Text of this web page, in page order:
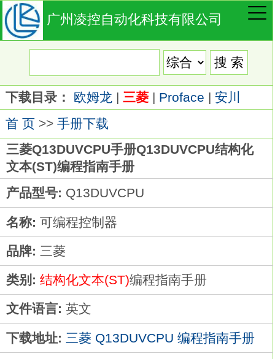
广州凌控自动化科技有限公司
下载目录： 欧姆龙 | 三菱| Proface | 安川
首 页>> 手册下载
三菱Q13DUVCPU手册Q13DUVCPU结构化
文本(ST)编程指南手册
产品型号: Q13DUVCPU
名称: 可编程控制器
品牌: 三菱
类别: 结构化文本(ST)编程指南手册
文件语言: 英文
下载地址: 三菱 Q13DUVCPU 编程指南手册